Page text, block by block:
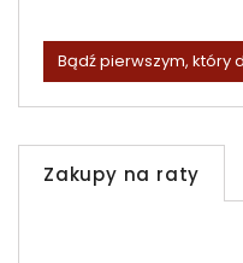
Bądź pierwszym, który
Zakupy na raty